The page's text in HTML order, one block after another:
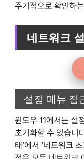
주기적으로 확인하
네트워크
설정 메뉴 접
윈도우 11에서는 설
초기화할 수 있습니
태’에서 ‘네트워크